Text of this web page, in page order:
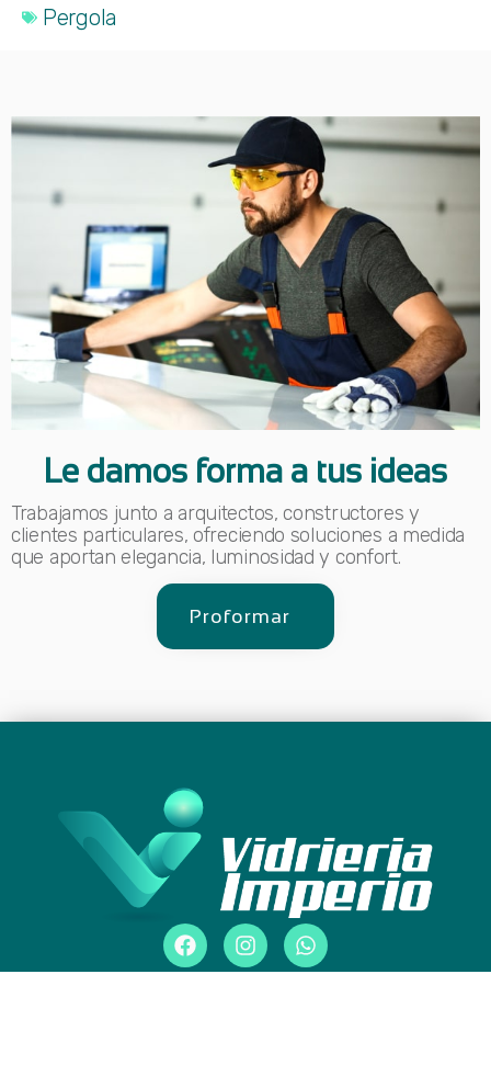
Pergola
Le damos forma a tus ideas
Trabajamos junto a arquitectos, constructores y
clientes particulares, ofreciendo soluciones a medida
que aportan elegancia, luminosidad y confort.
Proformar